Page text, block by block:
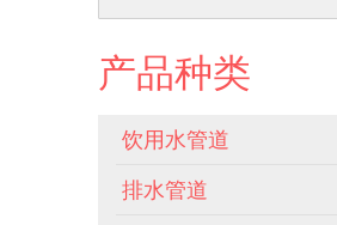
产品种类
饮用水管道
排水管道